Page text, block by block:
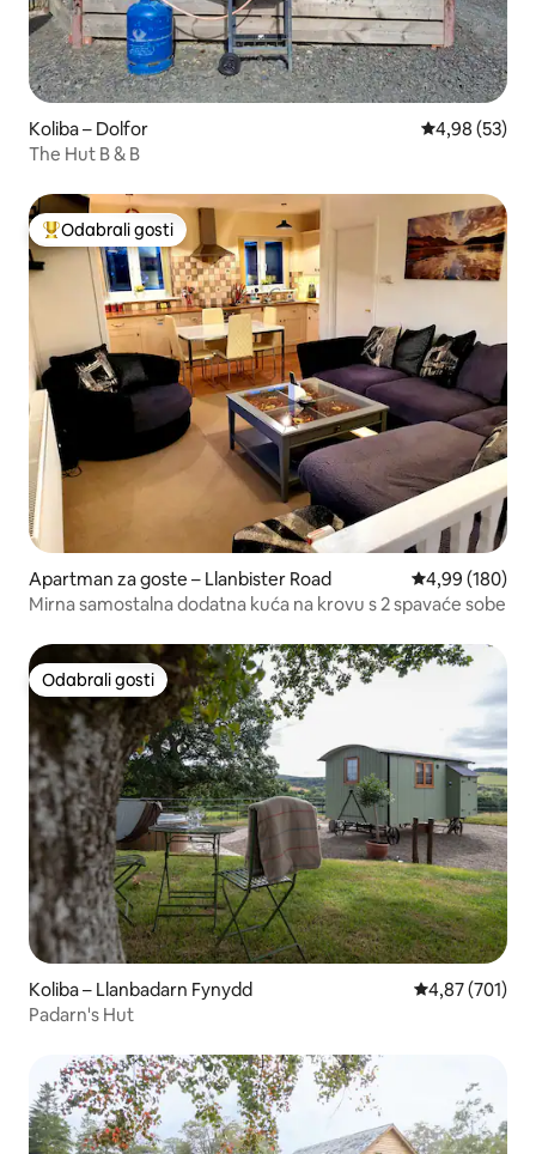
Koliba – Dolfor Prosječna
4,98 (53)
The Hut B & B
Među najviše rangiranima s oznakom „Odabrali gosti”
Odabrali gosti
Apartman za goste – Llanbister Road Prosječna
4,99 (180)
Mirna samostalna dodatna kuća na krovu s 2 spavaće sobe
Odabrali gosti
Odabrali gosti
Koliba – Llanbadarn Fynydd Prosječna
4,87 (701)
Padarn's Hut